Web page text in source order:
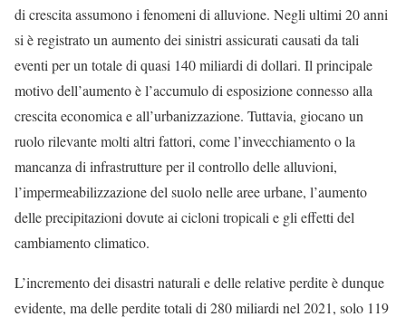
di crescita assumono i fenomeni di alluvione. Negli ultimi 20 anni
si è registrato un aumento dei sinistri assicurati causati da tali
eventi per un totale di quasi 140 miliardi di dollari. Il principale
motivo dell’aumento è l’accumulo di esposizione connesso alla
crescita economica e all’urbanizzazione. Tuttavia, giocano un
ruolo rilevante molti altri fattori, come l’invecchiamento o la
mancanza di infrastrutture per il controllo delle alluvioni,
l’impermeabilizzazione del suolo nelle aree urbane, l’aumento
delle precipitazioni dovute ai cicloni tropicali e gli effetti del
cambiamento climatico.
L’incremento dei disastri naturali e delle relative perdite è dunque
evidente, ma delle perdite totali di 280 miliardi nel 2021, solo 119